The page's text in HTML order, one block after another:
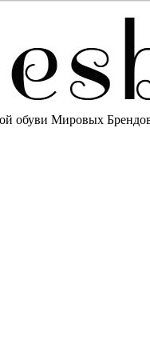
обуви Мировых